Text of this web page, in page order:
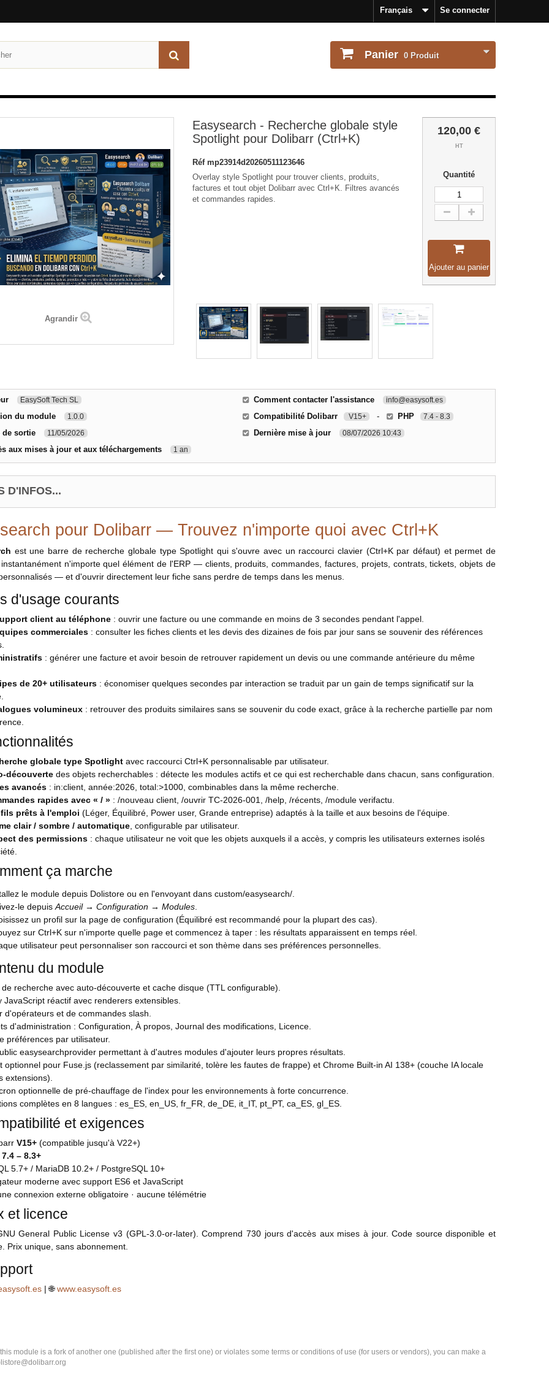
Se connecter
Français
Panier 0 Produit
Agrandir
Easysearch - Recherche globale style
Spotlight pour Dolibarr (Ctrl+K)
Réf mp23914d20260511123646
Overlay style Spotlight pour trouver clients, produits,
factures et tout objet Dolibarr avec Ctrl+K. Filtres avancés
et commandes rapides.
120,00 €
HT
Quantité
Ajouter au panier
EasySoft Tech SL
du module 1.0.0
de sortie 11/05/2026
aux mises à jour et aux téléchargements 1 an
Comment contacter l'assistance info@easysoft.es
Compatibilité Dolibarr V15+ - PHP 7.4 - 8.3
Dernière mise à jour 08/07/2026 10:43
D'INFOS...
pour Dolibarr — Trouvez n'importe quoi avec Ctrl+K
est une barre de recherche globale type Spotlight qui s'ouvre avec un raccourci clavier (Ctrl+K par défaut) et permet de
n'importe quel élément de l'ERP — clients, produits, commandes, factures, projets, contrats, tickets, objets de
— et d'ouvrir directement leur fiche sans perdre de temps dans les menus.
d'usage courants
client au téléphone : ouvrir une facture ou une commande en moins de 3 secondes pendant l'appel.
commerciales : consulter les fiches clients et les devis des dizaines de fois par jour sans se souvenir des références
: générer une facture et avoir besoin de retrouver rapidement un devis ou une commande antérieure du même
de 20+ utilisateurs : économiser quelques secondes par interaction se traduit par un gain de temps significatif sur la
volumineux : retrouver des produits similaires sans se souvenir du code exact, grâce à la recherche partielle par nom
globale type Spotlight avec raccourci Ctrl+K personnalisable par utilisateur.
découverte des objets recherchables : détecte les modules actifs et ce qui est recherchable dans chacun, sans configuration.
avancés : in:client, année:2026, total:>1000, combinables dans la même recherche.
rapides avec « / » : /nouveau client, /ouvrir TC-2026-001, /help, /récents, /module verifactu.
prêts à l'emploi (Léger, Équilibré, Power user, Grande entreprise) adaptés à la taille et aux besoins de l'équipe.
clair / sombre / automatique , configurable par utilisateur.
des permissions : chaque utilisateur ne voit que les objets auxquels il a accès, y compris les utilisateurs externes isolés
ça marche
le module depuis Dolistore ou en l'envoyant dans custom/easysearch/.
le depuis Accueil → Configuration → Modules
un profil sur la page de configuration (Équilibré est recommandé pour la plupart des cas).
sur Ctrl+K sur n'importe quelle page et commencez à taper : les résultats apparaissent en temps réel.
utilisateur peut personnaliser son raccourci et son thème dans ses préférences personnelles.
du module
recherche avec auto-découverte et cache disque (TTL configurable).
JavaScript réactif avec renderers extensibles.
d'opérateurs et de commandes slash.
d'administration : Configuration, À propos, Journal des modifications, Licence.
préférences par utilisateur.
easysearchprovider permettant à d'autres modules d'ajouter leurs propres résultats.
optionnel pour Fuse.js (reclassement par similarité, tolère les fautes de frappe) et Chrome Built-in AI 138+ (couche IA locale
extensions).
optionnelle de pré-chauffage de l'index pour les environnements à forte concurrence.
complètes en 8 langues : es_ES, en_US, fr_FR, de_DE, it_IT, pt_PT, ca_ES, gl_ES.
et exigences
V15+ (compatible jusqu'à V22+)
7.4 – 8.3+
5.7+ / MariaDB 10.2+ / PostgreSQL 10+
moderne avec support ES6 et JavaScript
connexion externe obligatoire · aucune télémétrie
et licence
General Public License v3 (GPL-3.0-or-later). Comprend 730 jours d'accès aux mises à jour. Code source disponible et
Prix unique, sans abonnement.
| 🌐www.easysoft.es
module is a fork of another one (published after the first one) or violates some terms or conditions of use (for users or vendors), you can make a